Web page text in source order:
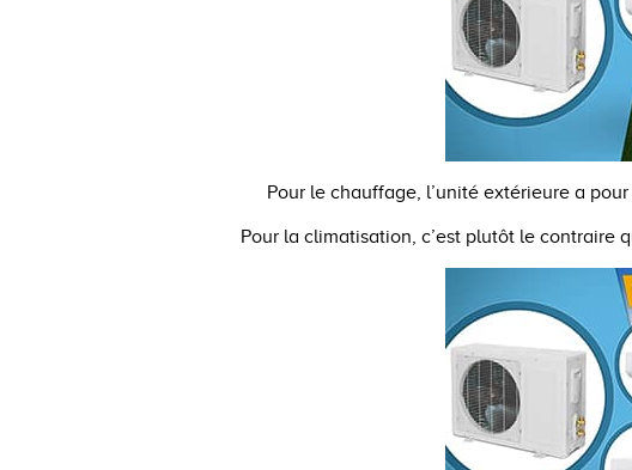
Pour le chauffage, l’unité extérieure a
Pour la climatisation, c’est plutôt le contraire